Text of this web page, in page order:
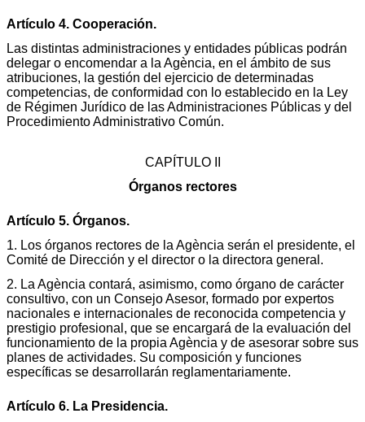
Artículo 4. Cooperación.
Las distintas administraciones y entidades públicas podrán
delegar o encomendar a la Agència, en el ámbito de sus
atribuciones, la gestión del ejercicio de determinadas
competencias, de conformidad con lo establecido en la Ley
de Régimen Jurídico de las Administraciones Públicas y del
Procedimiento Administrativo Común.
CAPÍTULO II
Órganos rectores
Artículo 5. Órganos.
1. Los órganos rectores de la Agència serán el presidente, el
Comité de Dirección y el director o la directora general.
2. La Agència contará, asimismo, como órgano de carácter
consultivo, con un Consejo Asesor, formado por expertos
nacionales e internacionales de reconocida competencia y
prestigio profesional, que se encargará de la evaluación del
funcionamiento de la propia Agència y de asesorar sobre sus
planes de actividades. Su composición y funciones
específicas se desarrollarán reglamentariamente.
Artículo 6. La Presidencia.